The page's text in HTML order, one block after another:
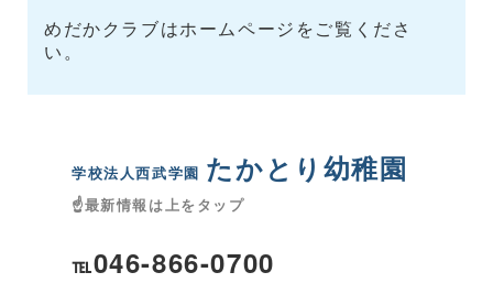
めだかクラブはホームページをご覧くださ
い。
学校法人西武学園 たかとり幼稚園
☝最新情報は上をタップ
℡046-866-0700